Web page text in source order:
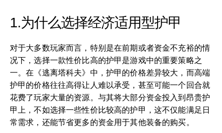
1.为什么选择经济适用型护甲
对于大多数玩家而言，特别是在前期或者资金不充裕的情
况下，选择一款性价比高的护甲是游戏中的重要策略之
一。在《逃离塔科夫》中，护甲的价格差异较大，而高端
护甲的价格往往高得让人难以承受，甚至可能一个回合就
花费了玩家大量的资源。与其将大部分资金投入到昂贵护
甲上，不如选择一些性价比较高的护甲，这不仅能满足日
常需求，还能节省更多的资金用于其他装备的购买。